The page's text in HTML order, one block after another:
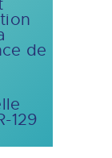
de
129